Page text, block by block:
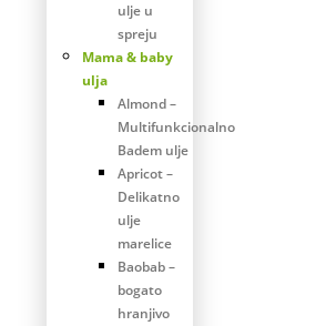
ulje u
spreju
Mama & baby
ulja
Almond –
Multifunkcionalno
Badem ulje
Apricot –
Delikatno
ulje
marelice
Baobab –
bogato
hranjivo